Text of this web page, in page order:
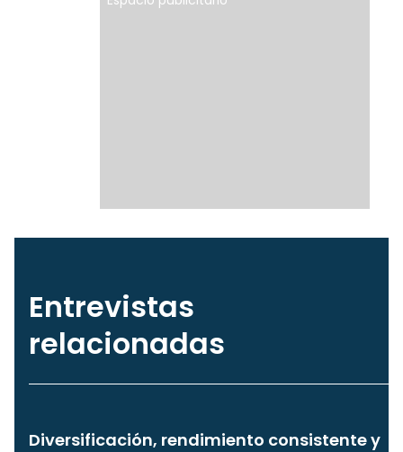
Entrevistas
relacionadas
Diversificación, rendimiento consistente y